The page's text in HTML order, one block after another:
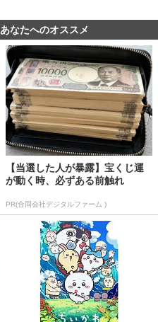
なたへのオススメ
【当選した人が暴露】宝くじ運
が動く時、必ずある前触れ
PR(合同会社デジタルファーム )